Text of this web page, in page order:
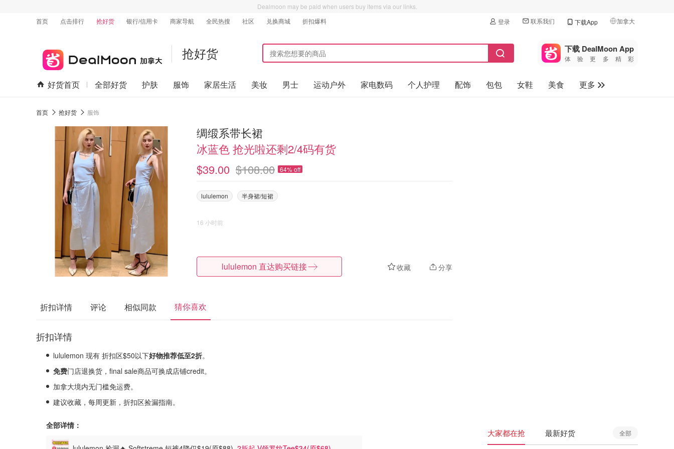
Dealmoon may be paid when users buy items via our links.
首页
点击排行 抢好货 银行/信用卡 商家导航 全民热搜 社区 兑换商城 折扣爆料 登录 联系我们 下载App 加拿大
🇺🇸
美国
🇨🇳中国
🇨🇦加拿大
抢好货 下载 DealMoon App
体验更多精彩
好货首页 全部好货 护肤 服饰 家居生活 美妆 男士 运动户外 家电数码 个人护理 配饰 包包 女鞋 美食
更多
首页 抢好货 服饰
绸缎系带长裙
冰蓝色 抢光啦还剩2/4码有货
$39.00 $108.00 64% off
lululemon 半身裙/短裙
16 小时前
收藏 分享
lululemon 直达购买链接
折扣详情 评论 相似同款 猜你喜欢
折扣详情
lululemon 现有 折扣区$50以下好物推荐低至2折。
免费门店退换货，final sale商品可换成店铺credit。
加拿大境内无门槛免运费。
建议收藏，每周更新，折扣区捡漏指南。
全部详情：
大家都在抢 最新好货 全部